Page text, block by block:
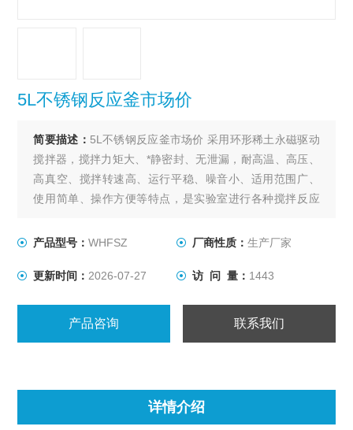
5L不锈钢反应釜市场价
简要描述： 5L不锈钢反应釜市场价 采用环形稀土永磁驱动
搅拌器，搅拌力矩大、*静密封、无泄漏，耐高温、高压、
高真空、搅拌转速高、运行平稳、噪音小、适用范围广、
使用简单、操作方便等特点，是实验室进行各种搅拌反应
产品型号：WHFSZ 厂商性质： 生产厂家
更新时间： 2026-07-27 访 问 量： 1443
产品咨询 联系我们
详情介绍